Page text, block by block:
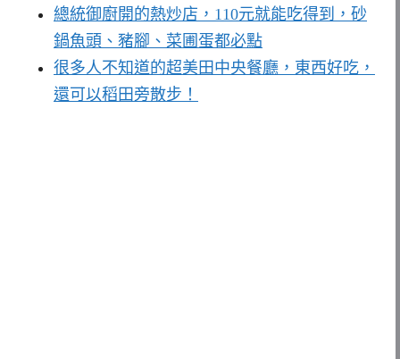
總統御廚開的熱炒店，110元就能吃得到，砂
鍋魚頭、豬腳、菜圃蛋都必點
很多人不知道的超美田中央餐廳，東西好吃，
還可以稻田旁散步！